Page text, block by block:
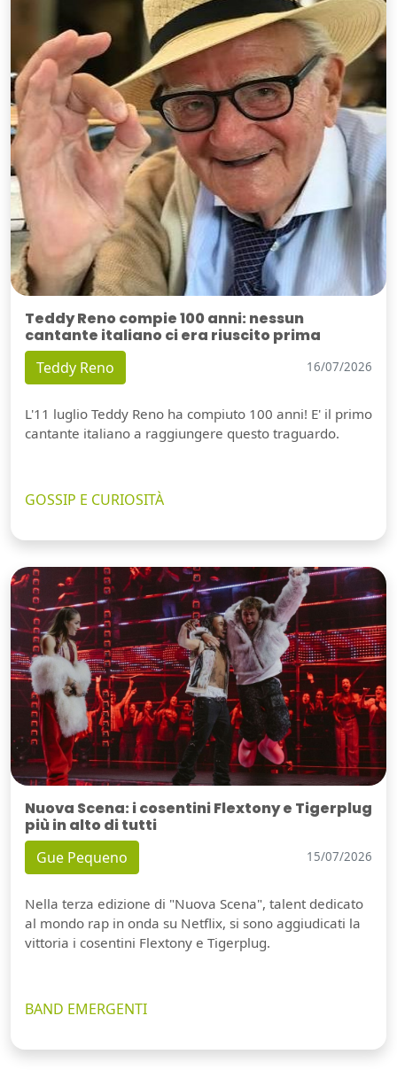
Teddy Reno compie 100 anni: nessun
cantante italiano ci era riuscito prima
Teddy Reno 16/07/2026
L'11 luglio Teddy Reno ha compiuto 100 anni! E' il primo
cantante italiano a raggiungere questo traguardo.
GOSSIP E CURIOSITÀ
Nuova Scena: i cosentini Flextony e Tigerplug
più in alto di tutti
Gue Pequeno 15/07/2026
Nella terza edizione di "Nuova Scena", talent dedicato
al mondo rap in onda su Netflix, si sono aggiudicati la
vittoria i cosentini Flextony e Tigerplug.
BAND EMERGENTI